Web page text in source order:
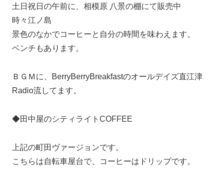
土日祝日の午前に、相模原 八景の棚にて販売中
時々江ノ島
景色のなかでコーヒーと自分の時間を味わえます。
ベンチもあります。
ＢＧＭに、BerryBerryBreakfastのオールデイズ直江津
Radio流してます。
◆田中屋のシティライトCOFFEE
上記の町田ヴァージョンです。
こちらは自転車屋台で、コーヒーはドリップです。